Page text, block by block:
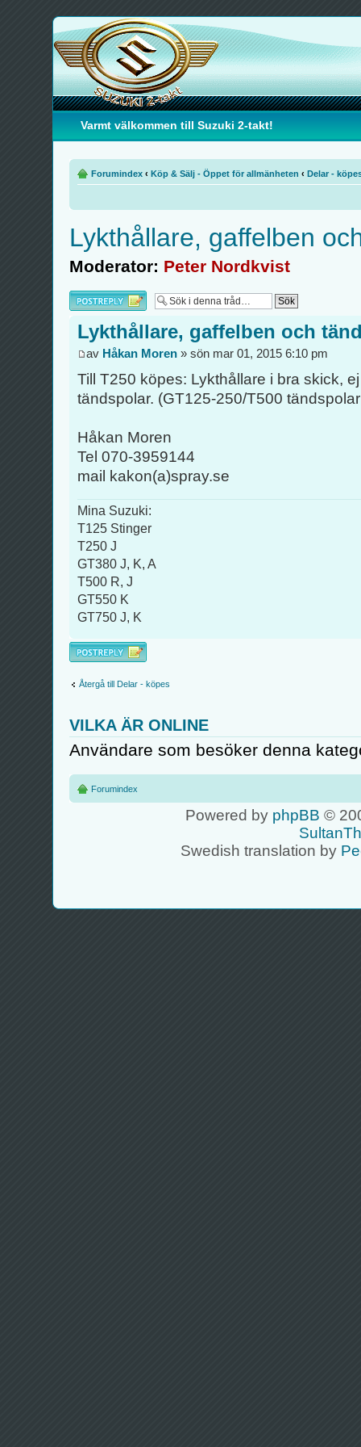
Varmt välkommen till Suzuki 2-takt!
Forumindex ‹ Köp & Sälj - Öppet för allmänheten ‹ Delar -
Lykthållare, gaffelben
Moderator: Peter Nordkvist
Besvara
Lykthållare, gaffelben och
av Håkan Moren » sön mar 01, 2015 6:10 pm
Till T250 köpes: Lykthållare i bra skick,
tändspolar. (GT125-250/T500
Håkan Moren
Tel 070-3959144
mail kakon(a)spray.se
Mina Suzuki:
T125 Stinger
T250 J
GT380 J, K, A
T500 R, J
GT550 K
GT750 J, K
Besvara
Återgå till Delar - köpes
VILKA ÄR ONLINE
Användare som besöker denna
Forumindex
Powered by phpBB ©
Swedish translation by